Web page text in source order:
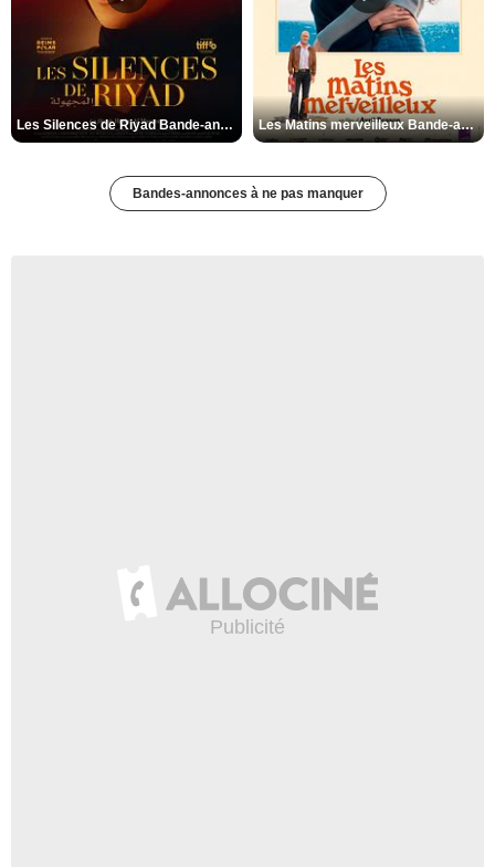
Les Silences de Riyad Bande-annonce VO STFR Les Matins merveilleux Bande-annonce VF
Bandes-annonces à ne pas manquer